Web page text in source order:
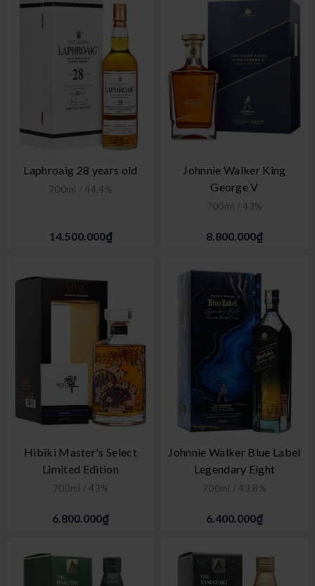
Laphroaig 28 years old
700ml / 44,4%
14.500.000₫
Johnnie Walker King
George V
700ml / 43%
8.800.000₫
Hibiki Master's Select
Limited Edition
700ml / 43%
6.800.000₫
Johnnie Walker Blue Label
Legendary Eight
700ml / 43,8%
6.400.000₫